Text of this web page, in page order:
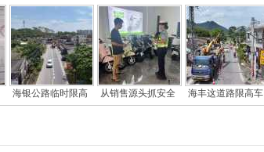
海银公路临时限高 从销售源头抓安全 海丰这道路限高车